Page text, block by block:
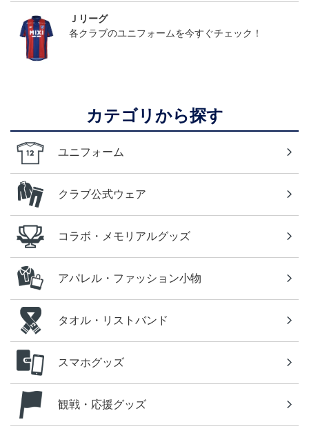
Ｊリーグ
各クラブのユニフォームを今すぐチェック！
カテゴリから探す
ユニフォーム
クラブ公式ウェア
コラボ・メモリアルグッズ
アパレル・ファッション小物
タオル・リストバンド
スマホグッズ
観戦・応援グッズ